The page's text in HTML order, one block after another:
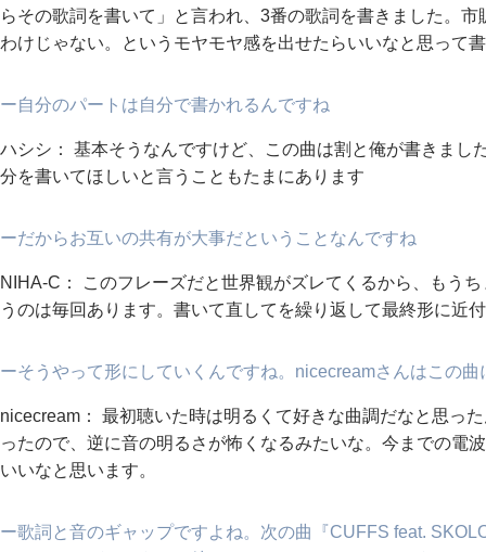
らその歌詞を書いて」と言われ、3番の歌詞を書きました。
わけじゃない。というモヤモヤ感を出せたらいいなと思って
ー自分のパートは自分で書かれるんですね
ハシシ： 基本そうなんですけど、この曲は割と俺が書きまし
分を書いてほしいと言うこともたまにあります
ーだからお互いの共有が大事だということなんですね
NIHA-C： このフレーズだと世界観がズレてくるから、もう
うのは毎回あります。書いて直してを繰り返して最終形に近
ーそうやって形にしていくんですね。nicecreamさんはこの
nicecream： 最初聴いた時は明るくて好きな曲調だなと思っ
ったので、逆に音の明るさが怖くなるみたいな。今までの電
いいなと思います。
ー歌詞と音のギャップですよね。次の曲『CUFFS feat.